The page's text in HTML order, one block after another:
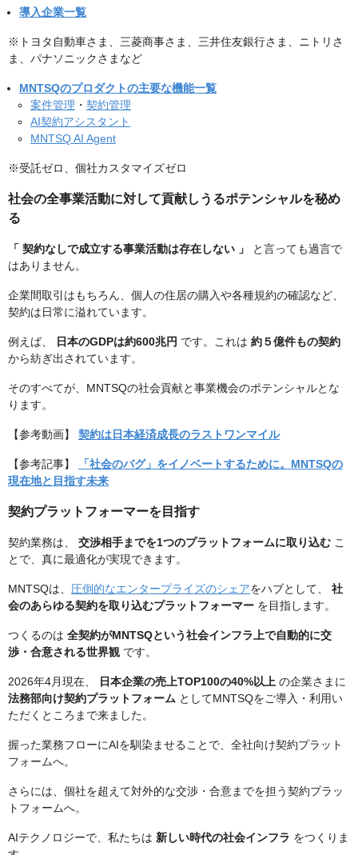
導入企業一覧
※トヨタ自動車さま、三菱商事さま、三井住友銀行さま、ニトリさ
ま、パナソニックさまなど
MNTSQのプロダクトの主要な機能一覧
案件管理 ・ 契約管理
AI契約アシスタント
MNTSQ AI Agent
※受託ゼロ、個社カスタマイズゼロ
社会の全事業活動に対して貢献しうるポテンシャルを秘め
る
「 契約なしで成立する事業活動は存在しない 」
と言っても過言で
はありません。
企業間取引はもちろん、個人の住居の購入や各種規約の確認など、
契約は日常に溢れています。
例えば、 日本のGDPは約600兆円 です。これは 約５億件もの契約
から紡ぎ出されています。
そのすべてが、MNTSQの社会貢献と事業機会のポテンシャルとな
ります。
【参考動画】 契約は日本経済成長のラストワンマイル
【参考記事】
「社会のバグ」をイノベートするために。MNTSQの
現在地と目指す未来
契約プラットフォーマーを目指す
契約業務は、 交渉相手までを1つのプラットフォームに取り込む こ
とで、真に最適化が実現できます。
MNTSQは、 圧倒的なエンタープライズのシェアをハブとして、 社
会のあらゆる契約を取り込むプラットフォーマー を目指します。
つくるのは 全契約がMNTSQという社会インフラ上で自動的に交
渉・合意される世界観 です。
2026年4月現在、 日本企業の売上TOP100の40%以上 の企業さまに
法務部向け契約プラットフォーム としてMNTSQをご導入・利用い
ただくところまで来ました。
握った業務フローにAIを馴染ませることで、全社向け契約プラット
フォームへ。
さらには、個社を超えて対外的な交渉・合意までを担う契約プラッ
トフォームへ。
AIテクノロジーで、私たちは 新しい時代の社会インフラ をつくりま